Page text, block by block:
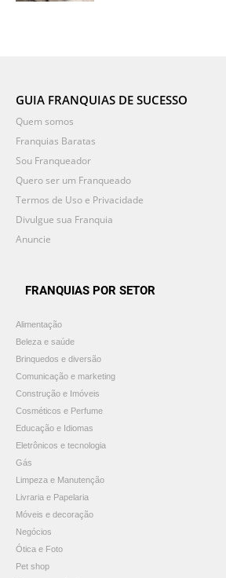
GUIA FRANQUIAS DE SUCESSO
Quem somos
Franquias Baratas
Sou Franqueador
Quero ser um Franqueado
Termos de Uso e Privacidade
Divulgue sua Franquia
Anuncie
FRANQUIAS POR SETOR
Alimentação
Beleza e saúde
Brinquedos e diversão
Comunicação e marketing
Construção e Imóveis
Cosméticos e Perfume
Educação e Idiomas
Eletrônicos e tecnologia
Gás
Limpeza e Manutenção
Livraria e Papelaria
Móveis e decoração
Negócios
Ótica e Foto
Pet shop